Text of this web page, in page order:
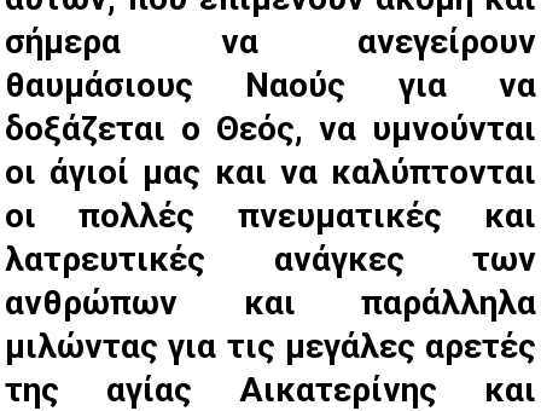
σήμερα να ανεγείρουν
θαυμάσιους Ναούς για να
δοξάζεται ο Θεός, να υμνούνται
οι άγιοί μας και να καλύπτονται
οι πολλές πνευματικές και
λατρευτικές ανάγκες των
ανθρώπων και παράλληλα
μιλώντας για τις μεγάλες αρετές
της αγίας Αικατερίνης και